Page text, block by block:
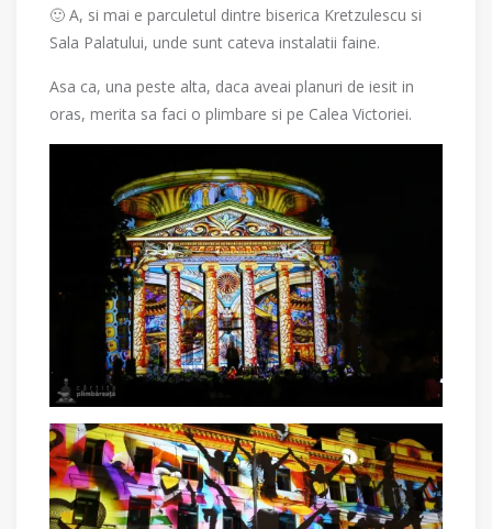
🙂 A, si mai e parculetul dintre biserica Kretzulescu si
Sala Palatului, unde sunt cateva instalatii faine.
Asa ca, una peste alta, daca aveai planuri de iesit in
oras, merita sa faci o plimbare si pe Calea Victoriei.